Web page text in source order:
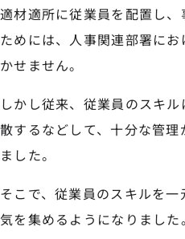
適材適所に従業員を配置し
ためには、人事関連部署に
かせません。
しかし従来、従業員のスキ
散するなどして、十分な管
ました。
そこで、従業員のスキルを
気を集めるようになりました。